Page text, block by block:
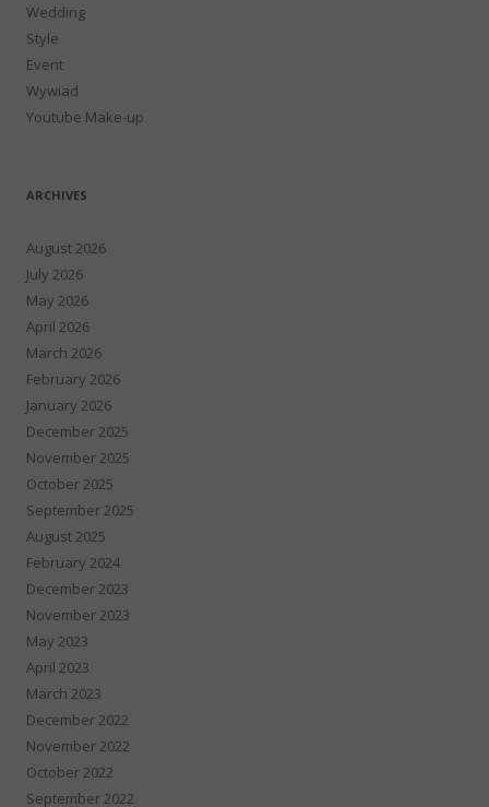
Wedding
Style
Event
Wywiad
Youtube Make-up
ARCHIVES
August 2026
July 2026
May 2026
April 2026
March 2026
February 2026
January 2026
December 2025
November 2025
October 2025
September 2025
August 2025
February 2024
December 2023
November 2023
May 2023
April 2023
March 2023
December 2022
November 2022
October 2022
September 2022